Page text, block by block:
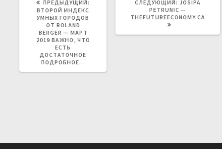
ПРЕДЫДУЩИЙ:
ВТОРОЙ ИНДЕКС
УМНЫХ ГОРОДОВ
ОТ ROLAND
BERGER — МАРТ
2019 ВАЖНО, ЧТО
ЕСТЬ
ДОСТАТОЧНОЕ
ПОДРОБНОЕ…
СЛЕДУЮЩИЙ: СЛЕДУЮЩАЯ
ЗАПИСЬ:
JOSIPA
PETRUNIC —
THEFUTUREECONOMY.CA